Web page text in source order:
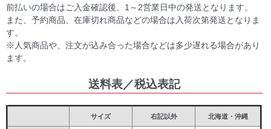
前払いの場合はご入金確認後、1～2営業日中の発送となります。
また、予約商品、在庫切れ商品などの場合は入荷次第発送となりま
す。
※人気商品や、注文が込み合った場合などは多少遅れる場合があり
ます。
送料表／税込表記
サイズ 右記以外 北海道・沖縄